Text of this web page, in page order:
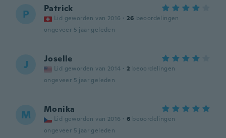
P Patrick
Lid geworden van 2016 · 26 beoordelingen
ongeveer 5 jaar geleden
J Joselle
Lid geworden van 2014 · 2 beoordelingen
ongeveer 5 jaar geleden
M Monika
Lid geworden van 2016 · 6 beoordelingen
ongeveer 5 jaar geleden